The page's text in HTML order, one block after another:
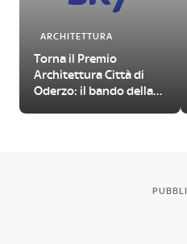
ARCHITETTURA
Torna il Premio
Architettura Città di
Oderzo: il bando della